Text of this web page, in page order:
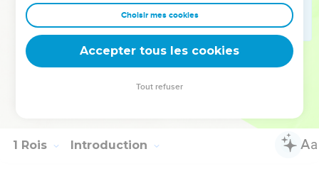
The king said to Araunah, "No; but I will most certainly buy
it from you for a price. I will not offer burnt offerings to
Yahweh my God which cost me nothing." So David bought
the threshing floor and the oxen for fifty shekels of silver.
David built an altar to Yahweh there, and offered burnt
1 Rois Introduction
Choisir mes cookies
Accepter tous les cookies
Tout refuser